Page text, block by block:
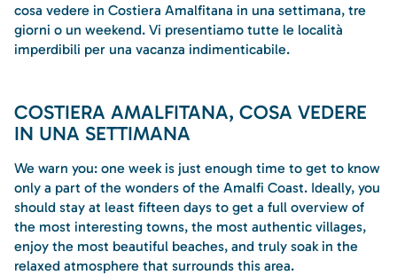
cosa vedere in Costiera Amalfitana in una settimana, tre
giorni o un weekend. Vi presentiamo tutte le località
imperdibili per una vacanza indimenticabile.
COSTIERA AMALFITANA, COSA VEDERE
IN UNA SETTIMANA
We warn you: one week is just enough time to get to know
only a part of the wonders of the Amalfi Coast. Ideally, you
should stay at least fifteen days to get a full overview of
the most interesting towns, the most authentic villages,
enjoy the most beautiful beaches, and truly soak in the
relaxed atmosphere that surrounds this area.